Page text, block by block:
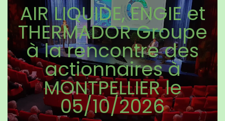
AIR LIQUIDE, ENGIE et
THERMADOR Groupe
à la rencontre des
actionnaires à
MONTPELLIER le
05/10/2026